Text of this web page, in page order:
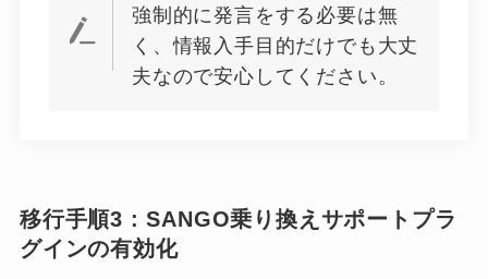
強制的に発言をする必要は無
く、情報入手目的だけでも大丈
夫なので安心してください。
移行手順3 : SANGO乗り換えサポートプラ
グインの有効化